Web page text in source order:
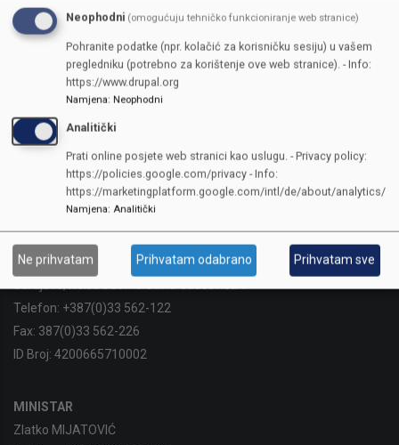
Telefon: +387(0)33 562-122
Fax: 387(0)33 562-226
ID Broj: 4200665710002
MINISTAR
Zlatko MIJATOVIĆ
Neophodni (omogućuju tehničko funkcioniranje web stranice)
Pohranite podatke (npr. kolačić za korisničku sesiju) u vašem
pregledniku (potrebno za korištenje ove web stranice). - Info:
https://www.drupal.org
Namjena: Neophodni
Analitički
Prati online posjete web stranici kao uslugu. - Privacy policy:
https://policies.google.com/privacy - Info:
https://marketingplatform.google.com/intl/de/about/analytics/
Namjena: Analitički
Ne prihvatam Prihvatam odabrano Prihvatam sve